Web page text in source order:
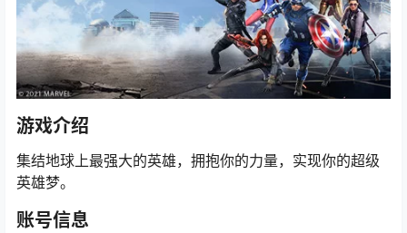
游戏介绍
集结地球上最强大的英雄，拥抱你的力量，实现你的超级
英雄梦。
账号信息